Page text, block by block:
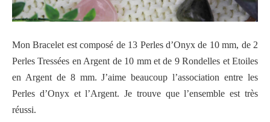
Mon Bracelet est composé de 13 Perles d’Onyx de 10 mm, de 2
Perles Tressées en Argent de 10 mm et de 9 Rondelles et Etoiles
en Argent de 8 mm. J’aime beaucoup l’association entre les
Perles d’Onyx et l’Argent. Je trouve que l’ensemble est très
réussi.